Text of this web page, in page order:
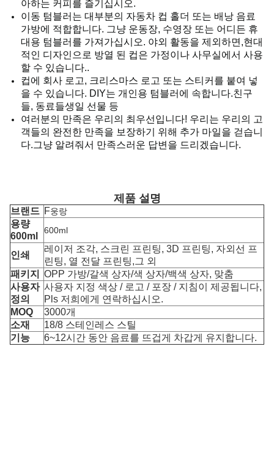
아하는 커피를 즐기십시오.
이동 텀블러는 대부분의 자동차 컵 홀더 또는 배낭 음료
가방에 적합합니다. 그냥 운동장, 수영장 또는 어디든 휴
대용 텀블러를 가져가십시오. 야외 활동을 제외하면,현대
적인 디자인으로 방열 된 컵은 가정이나 사무실에서 사용
할 수 있습니다..
컵에 회사 로고, 크리스마스 로고 또는 스티커를 붙여 넣
을 수 있습니다. DIY는 개인용 텀블러에 속합니다.친구
들, 동료들생일 선물 등
여러분의 만족은 우리의 최우선입니다! 우리는 우리의 고
객들의 완전한 만족을 보장하기 위해 추가 마일을 걷습니
다.그냥 알려줘서 만족스러운 답변을 드리겠습니다.
제품 설명
브랜드 F웅랑
용량
600ml
600ml
인쇄
레이저 조각, 스크린 프린팅, 3D 프린팅, 자외선 프
린팅, 열 전달 프린팅,그 외
패키지
OPP 가방/갈색 상자/색 상자/백색 상자, 맞춤
사용자
정의
사용자 지정 색상 / 로고 / 포장 / 지침이 제공됩니다,
Pls 저희에게 연락하십시오.
MOQ
3000개
소재
18/8 스테인레스 스틸
기능
6~12시간 동안 음료를 뜨겁게 차갑게 유지합니다.